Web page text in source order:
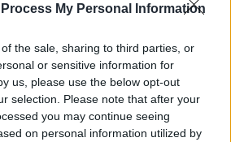
Process My Personal Information
the sale, sharing to third parties, or
or sensitive information for
us, please use the below opt-out
selection. Please note that after your
you may continue seeing
on personal information utilized by
történt egyeztetést